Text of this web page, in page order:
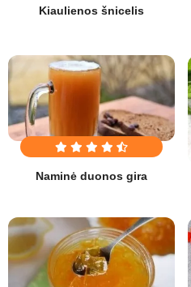
Kiaulienos šnicelis
Naminė duonos gira